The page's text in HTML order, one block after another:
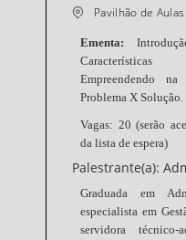
Pavilhão de
Ementa:
Características
Empreendendo
Problema X Solução.
Vagas: 20 (serão
da lista de espera)
Palestrante(a):
Graduada em
especialista em
servidora técnico-